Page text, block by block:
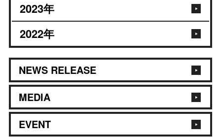
2023年
2022年
NEWS RELEASE
MEDIA
EVENT